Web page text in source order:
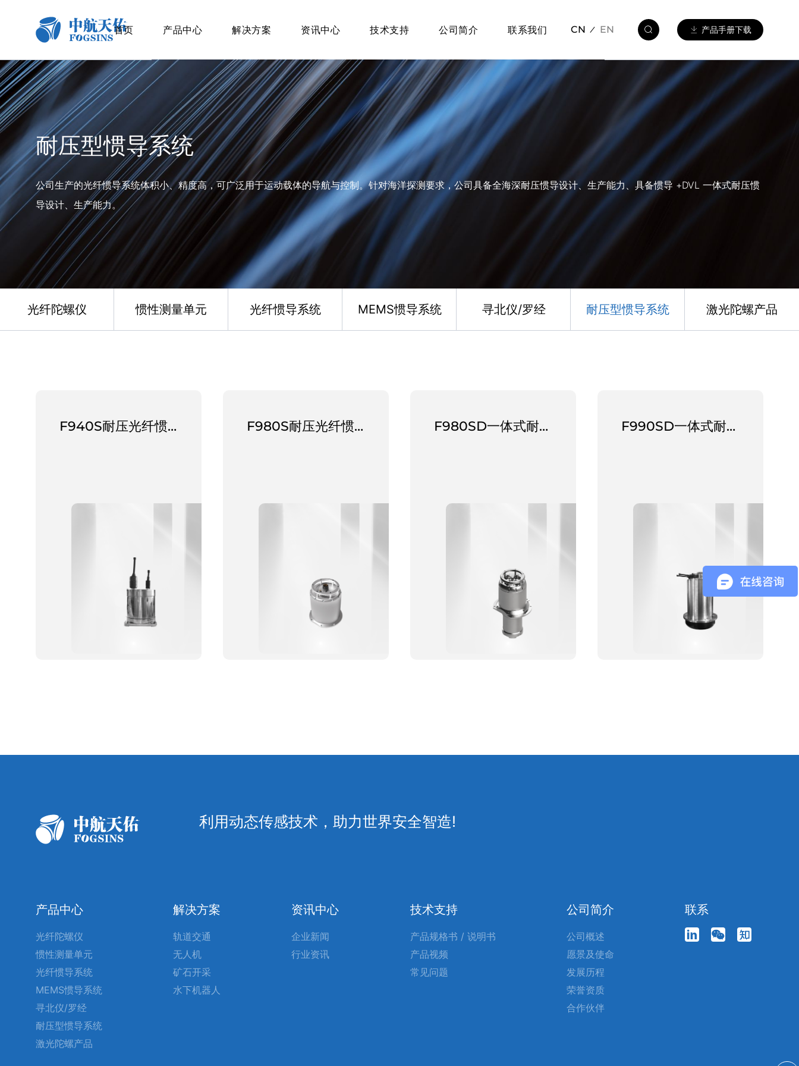
首页 产品中心 解决方案 资讯中心 技术支持 公司简介 联系我们 CN EN 产品手册下载
耐压型惯导系统
公司生产的光纤惯导系统体积小、精度高，可广泛用于运动载体的导航与控制。针对海洋探测要求，公司具备全海深耐压惯导设计、生产能力、具备惯导 +DVL 一体式耐压惯
导设计、生产能力。
光纤陀螺仪 惯性测量单元 光纤惯导系统 MEMS惯导系统 寻北仪/罗经 耐压型惯导系统 激光陀螺产品
F940S耐压光纤惯导系统 F980S耐压光纤惯导系统 F980SD一体式耐压惯导系统 F990SD一体式耐压惯导
利用动态传感技术，助力世界安全智造!
产品中心
光纤陀螺仪
惯性测量单元
光纤惯导系统
MEMS惯导系统
寻北仪/罗经
耐压型惯导系统
激光陀螺产品
解决方案
轨道交通
无人机
矿石开采
水下机器人
资讯中心
企业新闻
行业资讯
技术支持
产品规格书 / 说明书
产品视频
常见问题
公司简介
公司概述
愿景及使命
发展历程
荣誉资质
合作伙伴
联系